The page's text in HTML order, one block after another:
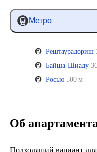
Метро
Рештаурадориш
Байша-Шиаду
Росью 500 м
Об
Подходящий вариант